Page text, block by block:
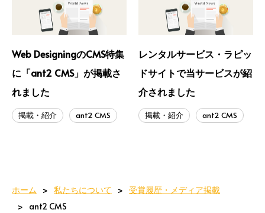
Web DesigningのCMS特集
に「ant2 CMS」が掲載さ
れました
掲載・紹介 ant2 CMS
レンタルサービス・ラピッ
ドサイトで当サービスが紹
介されました
掲載・紹介 ant2 CMS
ホーム 私たちについて
受賞履歴・メディア掲載
ant2 CMS